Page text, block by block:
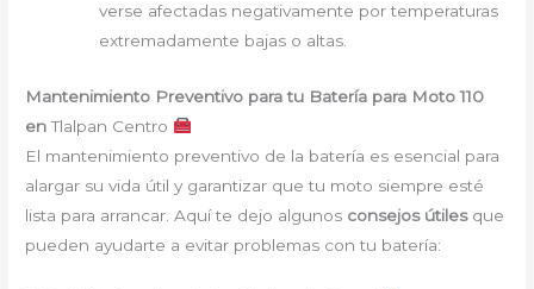
verse afectadas negativamente por temperaturas
extremadamente bajas o altas.
Mantenimiento Preventivo para tu Batería para Moto 110
enTlalpan Centro
El mantenimiento preventivo de la batería es esencial para
alargar su vida útil y garantizar que tu moto siempre esté
lista para arrancar. Aquí te dejo algunos consejos útilesque
pueden ayudarte a evitar problemas con tu batería: